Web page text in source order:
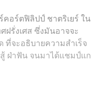
อร์ตฟิลิปป์ ชาตริเยร์ ใน
ฝรั่งเศส ซึ่งมันอาจจะ
ที่จะอธิบายความสำเร็จ
สู้ ฝ่าฟัน จนมาได้แชมป์แก